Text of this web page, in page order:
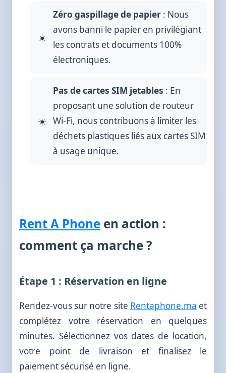
Zéro gaspillage de papier : Nous
avons banni le papier en privilégiant
les contrats et documents 100%
électroniques.
Pas de cartes SIM jetables : En
proposant une solution de routeur
Wi-Fi, nous contribuons à limiter les
déchets plastiques liés aux cartes SIM
à usage unique.
Rent A Phone en action :
comment ça marche ?
Étape 1 : Réservation en ligne
Rendez-vous sur notre site Rentaphone.ma et
complétez votre réservation en quelques
minutes. Sélectionnez vos dates de location,
votre point de livraison et finalisez le
paiement sécurisé en ligne.